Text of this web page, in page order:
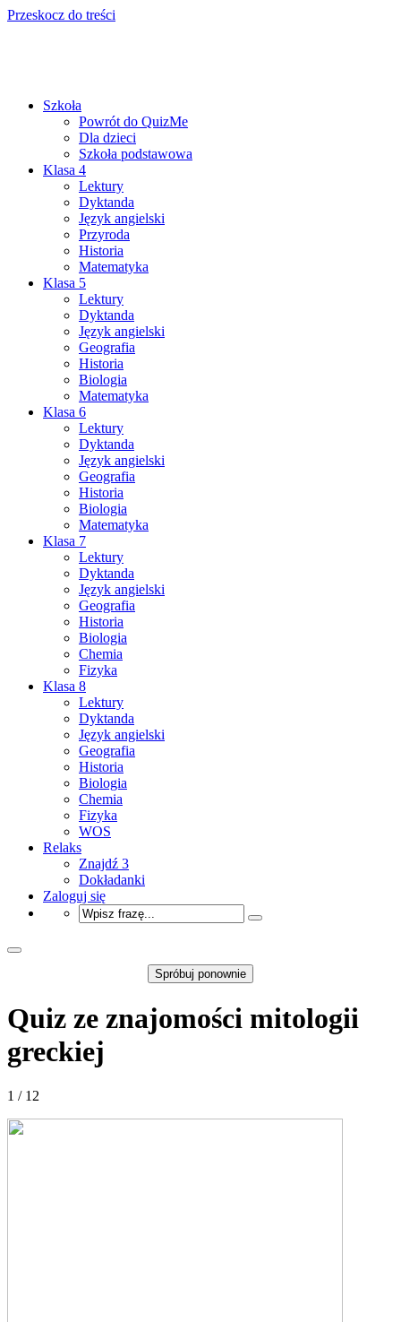
Przeskocz do treści
Szkoła
Powrót do QuizMe
Dla dzieci
Szkoła podstawowa
Klasa 4
Lektury
Dyktanda
Język angielski
Przyroda
Historia
Matematyka
Klasa 5
Lektury
Dyktanda
Język angielski
Geografia
Historia
Biologia
Matematyka
Klasa 6
Lektury
Dyktanda
Język angielski
Geografia
Historia
Biologia
Matematyka
Klasa 7
Lektury
Dyktanda
Język angielski
Geografia
Historia
Biologia
Chemia
Fizyka
Klasa 8
Lektury
Dyktanda
Język angielski
Geografia
Historia
Biologia
Chemia
Fizyka
WOS
Relaks
Znajdź 3
Dokładanki
Zaloguj się
Spróbuj ponownie
Quiz ze znajomości mitologii
greckiej
1 / 12